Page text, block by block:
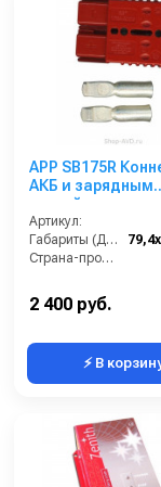
APP SB175R
АКБ и зарядным
устройствам
Артикул:
Габариты (ДхШхВ):
Страна-производитель:
2 400 руб.
⚡ В